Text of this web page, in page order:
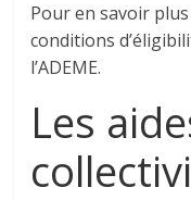
Pour en savoir plus
conditions
l’ADEME.
Les